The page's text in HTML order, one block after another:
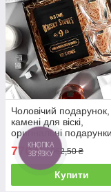
Чоловічий подарунок,
камені для віскі,
оригінальні
День народження
Джентельмену "
770₴ 962,50 ₴
Купити